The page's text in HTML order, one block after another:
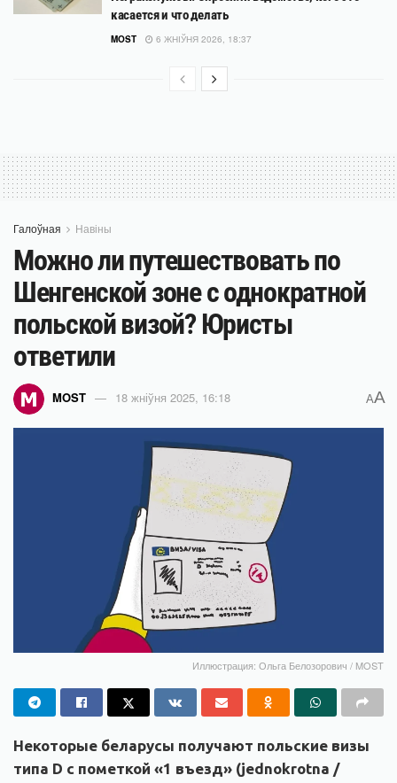
касается и что делать
MOST 6 ЖНІЎНЯ 2026, 18:37
Галоўная Навіны
Можно ли путешествовать по
Шенгенской зоне с однократной
польской визой? Юристы
ответили
MOST 18 жніўня 2025, 16:18 AA
Иллюстрация: Ольга Белозорович / MOST
Некоторые беларусы получают польские визы
типа D с пометкой «1 въезд» (jednokrotna /